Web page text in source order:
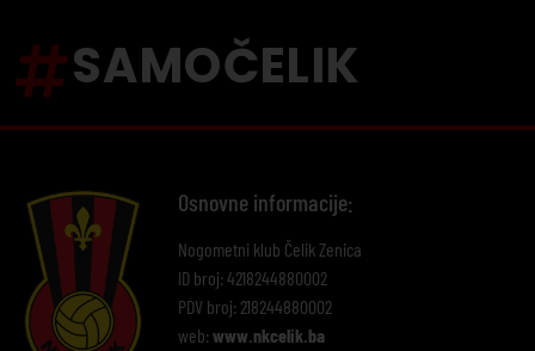
SAMOČELIK
Osnovne informacije:
Nogometni klub Čelik Zenica
ID broj: 4218244880002
PDV broj: 218244880002
web: www.nkcelik.ba